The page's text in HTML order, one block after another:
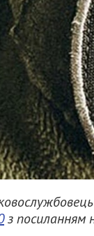
з посиланням